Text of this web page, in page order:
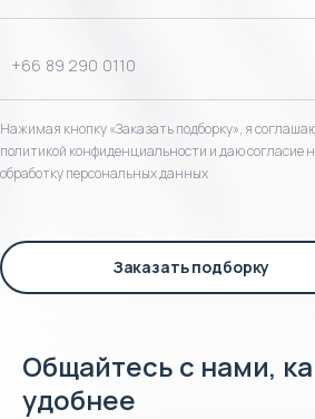
Нажимая кнопку «Заказать подборку», я
политикой конфиденциальности и даю согласие
обработку персональных данных
Заказать подборку
Общайтесь с нами,
удобнее